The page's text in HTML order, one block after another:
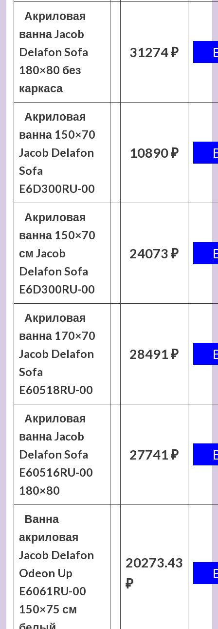
Акриловая
ванна Jacob
Delafon Sofa
180×80 без
каркаса
31274 ₽
Акриловая
ванна 150×70
Jacob Delafon
Sofa
E6D300RU-00
10890 ₽
Акриловая
ванна 150×70
см Jacob
Delafon Sofa
E6D300RU-00
24073 ₽
Акриловая
ванна 170×70
Jacob Delafon
Sofa
E60518RU-00
28491 ₽
Акриловая
ванна Jacob
Delafon Sofa
E60516RU-00
180×80
27741 ₽
Ванна
акриловая
Jacob Delafon
Odeon Up
E6061RU-00
150×75 см
20273.43
₽